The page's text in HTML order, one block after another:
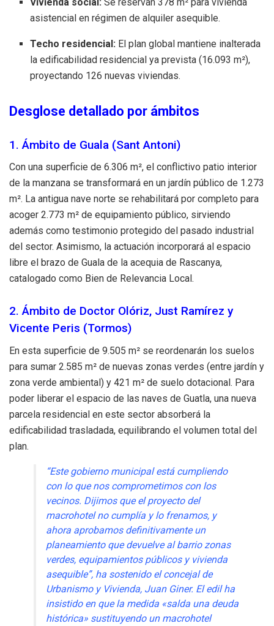
asistencial en régimen de alquiler asequible.
Techo residencial: El plan global mantiene inalterada
la edificabilidad residencial ya prevista (16.093 m²),
proyectando 126 nuevas viviendas.
Desglose detallado por ámbitos
1. Ámbito de Guala (Sant Antoni)
Con una superficie de 6.306 m², el conflictivo patio interior
de la manzana se transformará en un jardín público de 1.273
m². La antigua nave norte se rehabilitará por completo para
acoger 2.773 m² de equipamiento público, sirviendo
además como testimonio protegido del pasado industrial
del sector. Asimismo, la actuación incorporará al espacio
libre el brazo de Guala de la acequia de Rascanya,
catalogado como Bien de Relevancia Local.
2. Ámbito de Doctor Olóriz, Just Ramírez y
Vicente Peris (Tormos)
En esta superficie de 9.505 m² se reordenarán los suelos
para sumar 2.585 m² de nuevas zonas verdes (entre jardín y
zona verde ambiental) y 421 m² de suelo dotacional. Para
poder liberar el espacio de las naves de Guatla, una nueva
parcela residencial en este sector absorberá la
edificabilidad trasladada, equilibrando el volumen total del
plan.
“Este gobierno municipal está cumpliendo
con lo que nos comprometimos con los
vecinos. Dijimos que el proyecto del
macrohotel no cumplía y lo frenamos, y
ahora aprobamos definitivamente un
planeamiento que devuelve al barrio zonas
verdes, equipamientos públicos y vivienda
asequible”, ha sostenido el concejal de
Urbanismo y Vivienda, Juan Giner. El edil ha
insistido en que la medida «salda una deuda
histórica» sustituyendo un macrohotel